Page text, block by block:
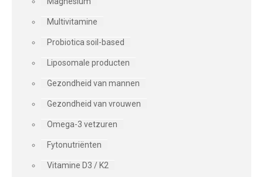
Multivitamine
Probiotica soil-based
Liposomale producten
Gezondheid van mannen
Gezondheid van vrouwen
Omega-3 vetzuren
Fytonutriënten
Vitamine D3 / K2